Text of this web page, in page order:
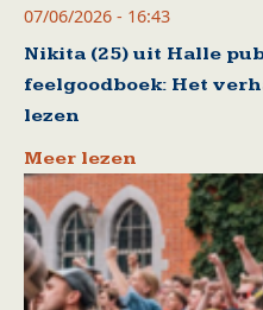
07/06/2026 - 16:43
Nikita (25) uit Halle
feelgoodboek: Het
lezen
Meer lezen